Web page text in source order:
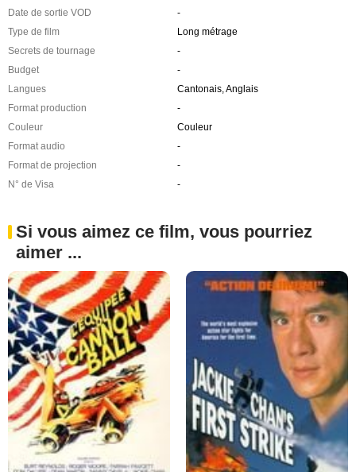
Date de sortie VOD
-
Type de film
Long métrage
Secrets de tournage
-
Budget
-
Langues
Cantonais, Anglais
Format production
-
Couleur
Couleur
Format audio
-
Format de projection
-
N° de Visa
-
Si vous aimez ce film, vous pourriez
aimer ...